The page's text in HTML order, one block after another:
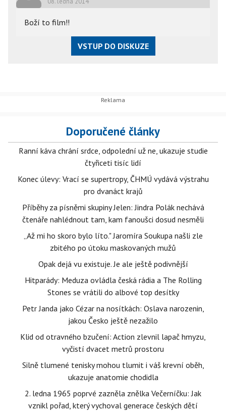
Boží to film!!
VSTUP DO DISKUZE
Doporučené články
Ranní káva chrání srdce, odpolední už ne, ukazuje studie
čtyřiceti tisíc lidí
Konec úlevy: Vrací se supertropy, ČHMÚ vydává výstrahu
pro dvanáct krajů
Příběhy za písněmi skupiny Jelen: Jindra Polák nechává
čtenáře nahlédnout tam, kam fanoušci dosud nesměli
„Až mi ho skoro bylo líto." Jaromíra Soukupa našli zle
zbitého po útoku maskovaných mužů
Opak dejá vu existuje. Je ale ještě podivnější
Hitparády: Meduza ovládla česká rádia a The Rolling
Stones se vrátili do albové top desítky
Petr Janda jako Cézar na nosítkách: Oslava narozenin,
jakou Česko ještě nezažilo
Klid od otravného bzučení: Action zlevnil lapač hmyzu,
vyčistí dvacet metrů prostoru
Silně tlumené tenisky mohou tlumit i váš krevní oběh,
ukazuje anatomie chodidla
2. ledna 1965 poprvé zazněla znělka Večerníčku: Jak
vznikl pořad, který vychoval generace českých dětí